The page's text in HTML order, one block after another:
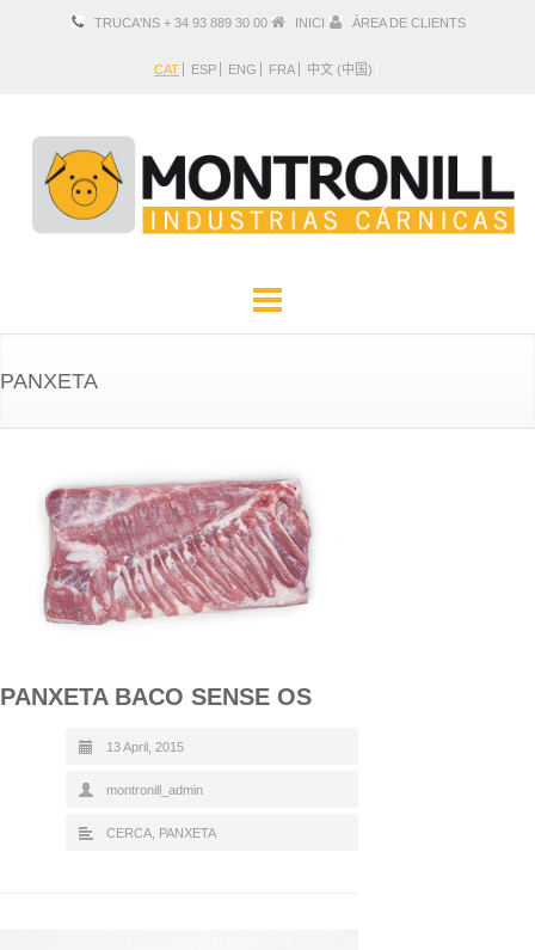
TRUCA'NS + 34 93 889 30 00 INICI ÀREA DE CLIENTS
CAT ESP ENG FRA 中文 (中国)
EMPRESA
PRODUCTES
PANXETA
PANXETA BACO SENSE OS
13 April, 2015
montronill_admin
CERCA PANXETA